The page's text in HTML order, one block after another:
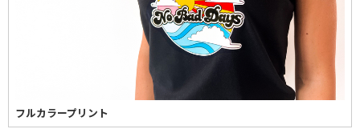
フルカラープリント